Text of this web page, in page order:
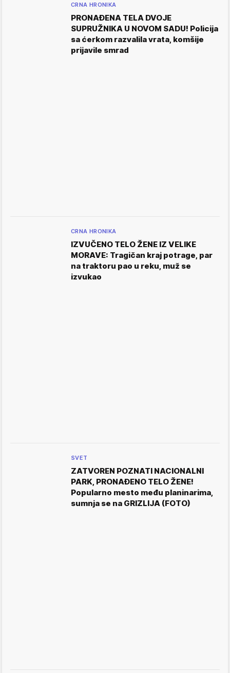
CRNA HRONIKA
PRONAĐENA TELA DVOJE
SUPRUŽNIKA U NOVOM SADU! Policija
sa ćerkom razvalila vrata, komšije
prijavile smrad
CRNA HRONIKA
IZVUČENO TELO ŽENE IZ VELIKE
MORAVE: Tragičan kraj potrage, par
na traktoru pao u reku, muž se
izvukao
SVET
ZATVOREN POZNATI NACIONALNI
PARK, PRONAĐENO TELO ŽENE!
Popularno mesto među planinarima,
sumnja se na GRIZLIJA (FOTO)